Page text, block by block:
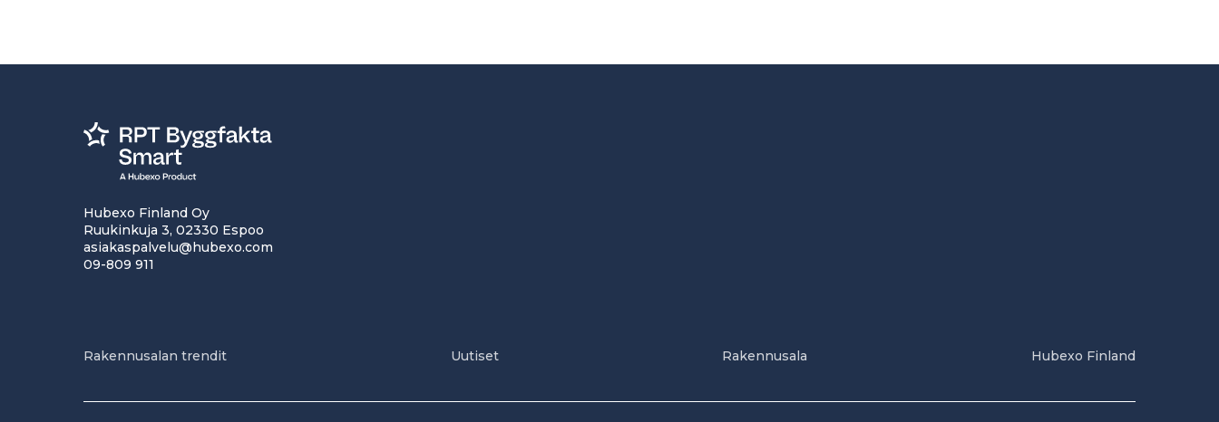
Hubexo Finland Oy
Ruukinkuja 3, 02330 Espoo
asiakaspalvelu@hubexo.com
09-809 911
Rakennusalan trendit Uutiset Rakennusala Hubexo Finland